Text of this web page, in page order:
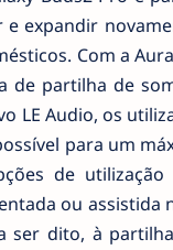
expandir
Com a
de partilha de
LE Audio, os
para um
de
ou
ser dito, à